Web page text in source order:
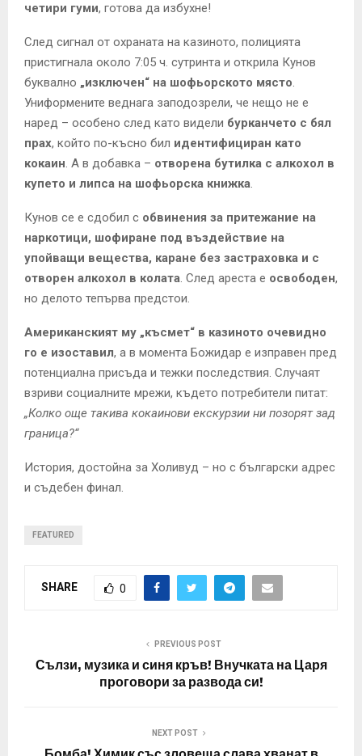
четири гуми, готова да избухне!
След сигнал от охраната на казиното, полицията
пристигнала около 7:05 ч. сутринта и открила Кунов
буквално „изключен“ на шофьорското място.
Униформените веднага заподозрели, че нещо не е
наред – особено след като видели бурканчето с бял
прах, който по-късно бил идентифициран като
кокаин. А в добавка – отворена бутилка с алкохол в
купето и липса на шофьорска книжка.
Кунов се е сдобил с обвинения за притежание на
наркотици, шофиране под въздействие на
упойващи вещества, каране без застраховка и с
отворен алкохол в колата. След ареста е освободен,
но делото тепърва предстои.
Американският му „късмет“ в казиното очевидно
го е изоставил, а в момента Божидар е изправен пред
потенциална присъда и тежки последствия. Случаят
взриви социалните мрежи, където потребители питат:
„Колко още такива кокаинови екскурзии ни позорят зад
граница?“
История, достойна за Холивуд – но с български адрес
и съдебен финал.
FEATURED
SHARE 0
PREVIOUS POST
Сълзи, музика и синя кръв! Внучката на Царя
проговори за развода си!
NEXT POST